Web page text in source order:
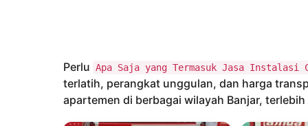
o
7
d
a
Perlu Apa Saja yang Termasuk Jasa Instalasi
terlatih, perangkat unggulan, dan harga
apartemen di berbagai wilayah Banjar,